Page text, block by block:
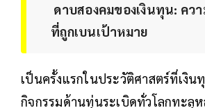
ดาบสองคมของเงินทุน: คว
ที่ถูกเบนเป้าหมาย
เป็นครั้งแรกในประวัติศาสตร์ที่เงิ
กิจกรรมด้านทุ่นระเบิดทั่วโลกทะลุ